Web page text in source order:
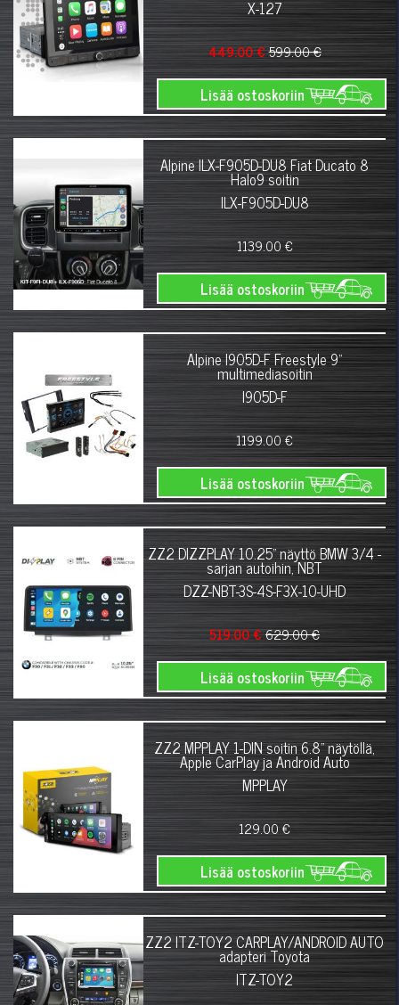
X-127
449.00 €599.00 €
Lisää ostoskoriin
Alpine ILX-F905D-DU8 Fiat Ducato 8
Halo9 soitin
ILX-F905D-DU8
1139.00 €
Lisää ostoskoriin
Alpine I905D-F Freestyle 9"
multimediasoitin
I905D-F
1199.00 €
Lisää ostoskoriin
ZZ2 DIZZPLAY 10.25" näyttö BMW 3/4 -
sarjan autoihin, NBT
DZZ-NBT-3S-4S-F3X-10-UHD
519.00 €629.00 €
Lisää ostoskoriin
ZZ2 MPPLAY 1-DIN soitin 6.8" näytöllä,
Apple CarPlay ja Android Auto
MPPLAY
129.00 €
Lisää ostoskoriin
ZZ2 ITZ-TOY2 CARPLAY/ANDROID AUTO
adapteri Toyota
ITZ-TOY2